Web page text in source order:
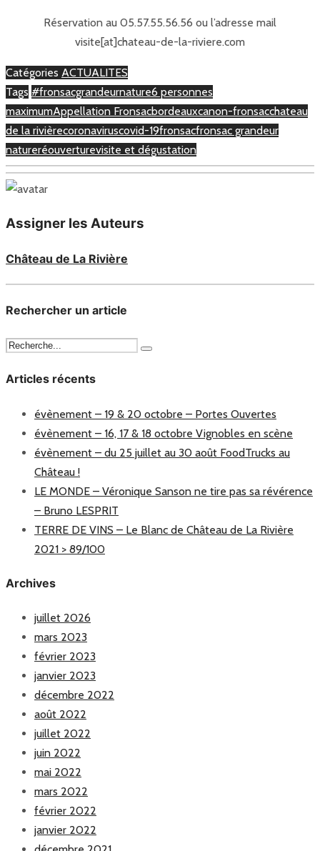
Réservation au 05.57.55.56.56 ou l’adresse mail
visite[at]chateau-de-la-riviere.com
Catégories ACTUALITES
Tags #fronsacgrandeurnature6 personnes
maximumAppellation Fronsacbordeauxcanon-fronsacchateau
de la rivièrecoronaviruscovid-19fronsacfronsac grandeur
natureréouverturevisite et dégustation
Assigner les Auteurs
Château de La Rivière
Rechercher un article
Articles récents
évènement – 19 & 20 octobre – Portes Ouvertes
évènement – 16, 17 & 18 octobre Vignobles en scène
évènement – du 25 juillet au 30 août FoodTrucks au
Château !
LE MONDE – Véronique Sanson ne tire pas sa révérence
– Bruno LESPRIT
TERRE DE VINS – Le Blanc de Château de La Rivière
2021 > 89/100
Archives
juillet 2026
mars 2023
février 2023
janvier 2023
décembre 2022
août 2022
juillet 2022
juin 2022
mai 2022
mars 2022
février 2022
janvier 2022